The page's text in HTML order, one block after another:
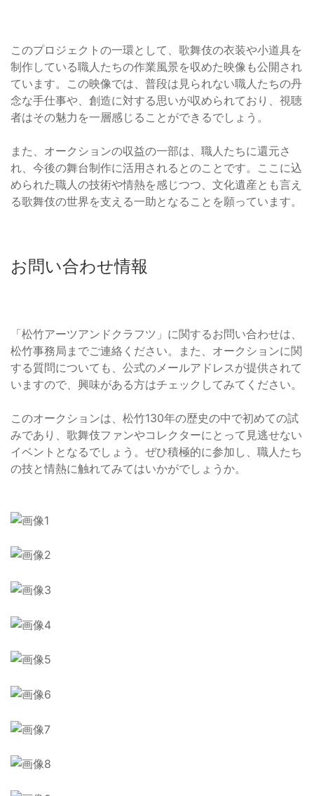
このプロジェクトの一環として、歌舞伎の衣装や小道具を
制作している職人たちの作業風景を収めた映像も公開され
ています。この映像では、普段は見られない職人たちの丹
念な手仕事や、創造に対する思いが収められており、視聴
者はその魅力を一層感じることができるでしょう。
また、オークションの収益の一部は、職人たちに還元さ
れ、今後の舞台制作に活用されるとのことです。ここに込
められた職人の技術や情熱を感じつつ、文化遺産とも言え
る歌舞伎の世界を支える一助となることを願っています。
お問い合わせ情報
「松竹アーツアンドクラフツ」に関するお問い合わせは、
松竹事務局までご連絡ください。また、オークションに関
する質問についても、公式のメールアドレスが提供されて
いますので、興味がある方はチェックしてみてください。
このオークションは、松竹130年の歴史の中で初めての試
みであり、歌舞伎ファンやコレクターにとって見逃せない
イベントとなるでしょう。ぜひ積極的に参加し、職人たち
の技と情熱に触れてみてはいかがでしょうか。